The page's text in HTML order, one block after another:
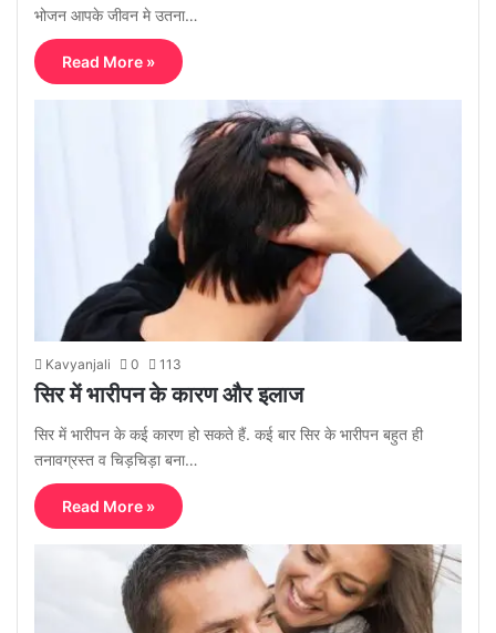
भोजन आपके जीवन मे उतना…
Read More »
Kavyanjali 0 113
सिर में भारीपन के कारण और इलाज
सिर में भारीपन के कई कारण हो सकते हैं. कई बार सिर के भारीपन बहुत ही
तनावग्रस्त व चिड़चिड़ा बना…
Read More »